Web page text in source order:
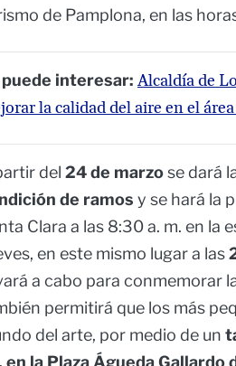
de Pamplona, en las
puede interesar: Alcaldía de
la calidad del aire en el
del 24 de marzose dará
de ramos y se hará la
Clara a las 8:30 a. m. en la
en este mismo lugar a las
a cabo para conmemorar
permitirá que los más
del arte, por medio de un
en la Plaza Águeda Gallardo